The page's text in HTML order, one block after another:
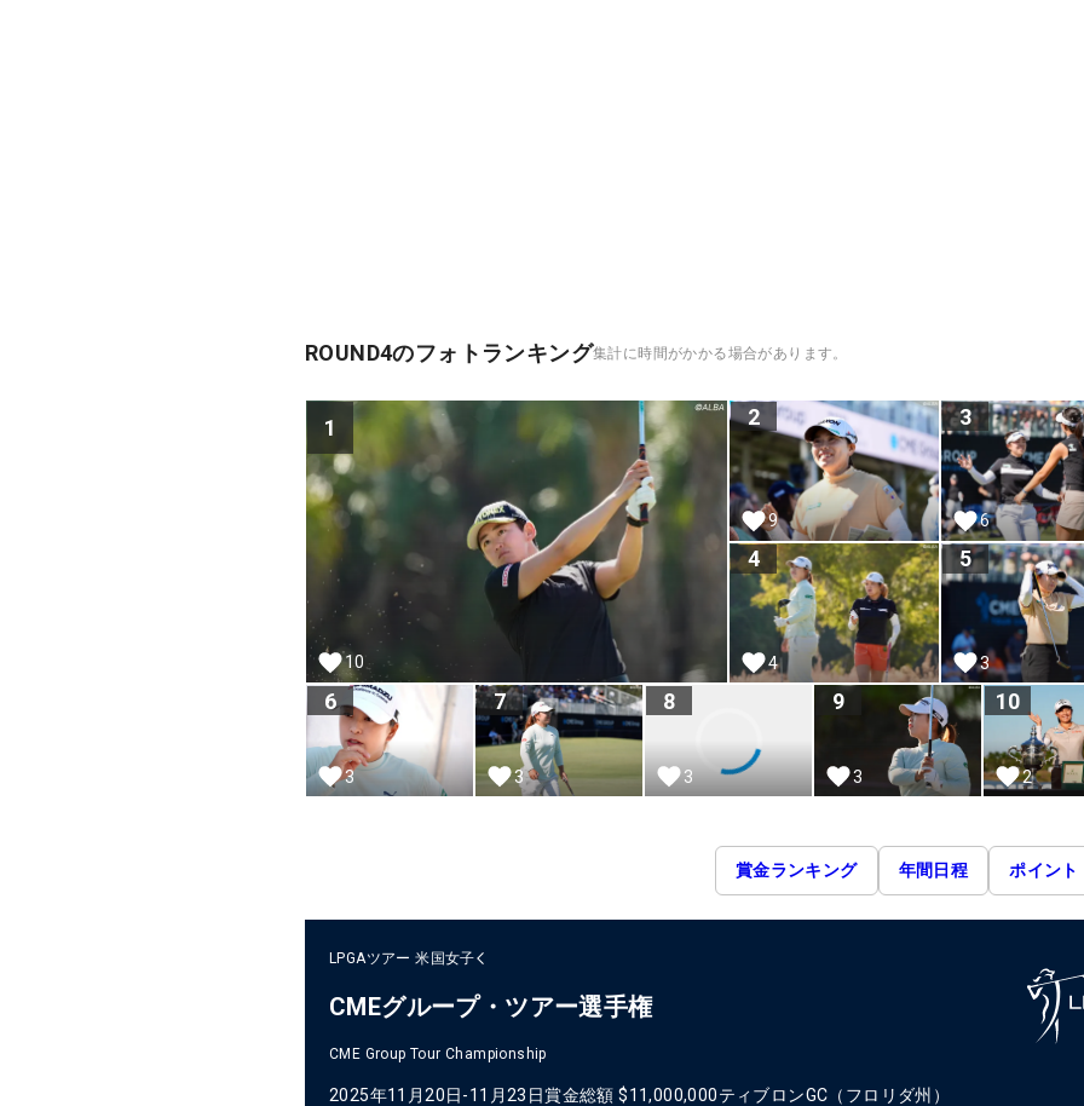
ROUND4のフォトランキング集計に時間がかかる場合があります。
1
10
2
9
3
6
4
4
5
3
6
3
7
3
8
3
9
3
10
2
賞金ランキング 年間日程 ポイント
LPGAツアー 米国女子
CMEグループ・ツアー選手権
CME Group Tour Championship
2025年11月20日-11月23日賞金総額 $11,000,000ティブロンGC（フロリダ州）